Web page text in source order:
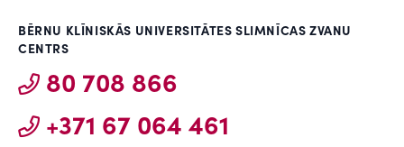
BĒRNU KLĪNISKĀS UNIVERSITĀTES SLIMNĪCAS ZVANU
CENTRS
80 708 866
+371 67 064 461